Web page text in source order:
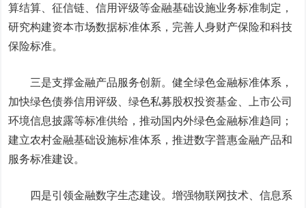
算结算、征信链、信用评级等金融基础设施业务标准制定，
研究构建资本市场数据标准体系，完善人身财产保险和科技
保险标准。
三是支撑金融产品服务创新。健全绿色金融标准体系，
加快绿色债券信用评级、绿色私募股权投资基金、上市公司
环境信息披露等标准供给，推动国内外绿色金融标准趋同；
建立农村金融基础设施标准体系，推进数字普惠金融产品和
服务标准建设。
四是引领金融数字生态建设。增强物联网技术、信息系